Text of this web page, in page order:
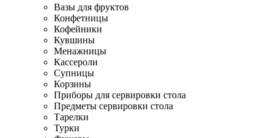
Вазы для фруктов
Конфетницы
Кофейники
Кувшины
Менажницы
Кассероли
Супницы
Корзины
Приборы для сервировки стола
Предметы сервировки стола
Тарелки
Турки